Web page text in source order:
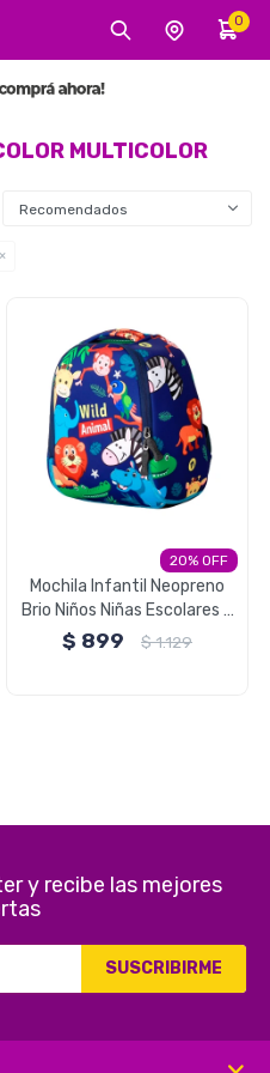
0
MULTICOLOR
Recomendados
20
Mochila Infantil Neopreno
Brio Niños Niñas Escolares -
Selva
$ 899 $1.129
y recibe las mejores
SUSCRIBIRME
MI CUENTA
Libre